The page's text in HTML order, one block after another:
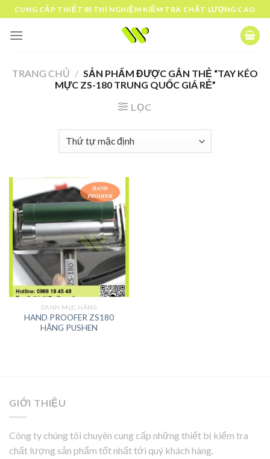
Skip
to
content
CUNG CẤP THIẾT BỊ THÍ NGHIỆM KIỂM TRA CHẤT LƯỢNG CAO
TRANG CHỦ / SẢN PHẨM ĐƯỢC GẮN THẺ “TAY KÉO
MỰC ZS-180 TRUNG QUỐC GIÁ RẺ”
LỌC
DANH MỤC HÃNG
HAND PROOFER ZS180
HÃNG PUSHEN
GIỚI THIỆU
Công ty chúng tôi chuyên cung cấp những thiết bị kiểm tra
chất lượng sản phẩm tốt nhất tới quý khách hàng.